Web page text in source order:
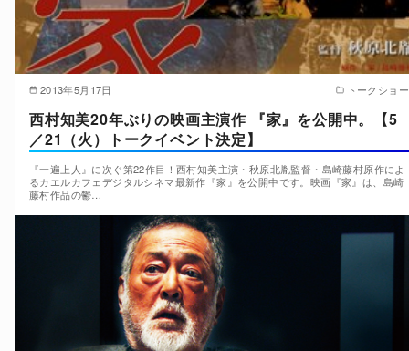
2013年5月17日 トークショー
西村知美20年ぶりの映画主演作 『家』を公開中。【5
／21（火）トークイベント決定】
『一遍上人』に次ぐ第22作目！西村知美主演・秋原北胤監督・島崎藤村原作によ
るカエルカフェデジタルシネマ最新作『家』を公開中です。映画『家』は、島崎
藤村作品の鬱…